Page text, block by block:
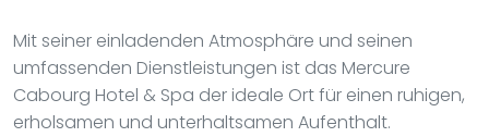
Mit seiner einladenden Atmosphäre und seinen
umfassenden Dienstleistungen ist das Mercure
Cabourg Hotel & Spa der ideale Ort für einen ruhigen,
erholsamen und unterhaltsamen Aufenthalt.